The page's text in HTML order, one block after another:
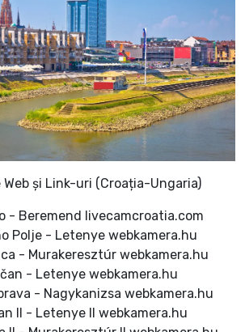
și Link-uri (Croația-Ungaria)
- Beremend livecamcroatia.com
Polje - Letenye webkamera.hu
- Murakeresztúr webkamera.hu
- Letenye webkamera.hu
- Nagykanizsa webkamera.hu
II - Letenye II webkamera.hu